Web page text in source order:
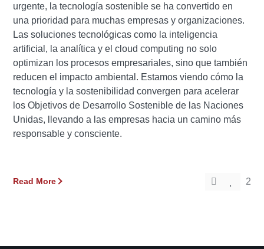
urgente, la tecnología sostenible se ha convertido en
una prioridad para muchas empresas y organizaciones.
Las soluciones tecnológicas como la inteligencia
artificial, la analítica y el cloud computing no solo
optimizan los procesos empresariales, sino que también
reducen el impacto ambiental. Estamos viendo cómo la
tecnología y la sostenibilidad convergen para acelerar
los Objetivos de Desarrollo Sostenible de las Naciones
Unidas, llevando a las empresas hacia un camino más
responsable y consciente.
Read More 2